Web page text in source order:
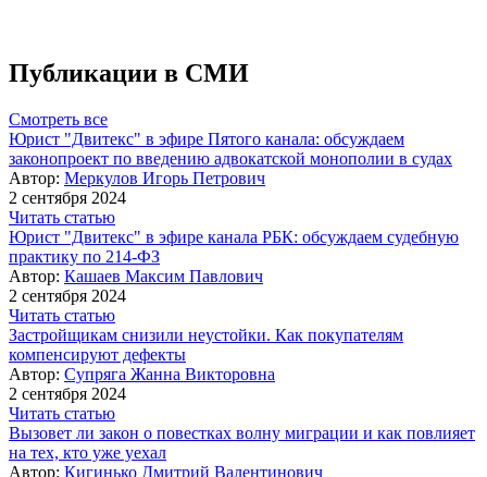
Публикации в СМИ
Смотреть все
Юрист "Двитекс" в эфире Пятого канала: обсуждаем
законопроект по введению адвокатской монополии в судах
Автор: Меркулов Игорь Петрович
2 сентября 2024
Читать статью
Юрист "Двитекс" в эфире канала РБК: обсуждаем судебную
практику по 214-ФЗ
Автор: Кашаев Максим Павлович
2 сентября 2024
Читать статью
Застройщикам снизили неустойки. Как покупателям
компенсируют дефекты
Автор: Супряга Жанна Викторовна
2 сентября 2024
Читать статью
Вызовет ли закон о повестках волну миграции и как повлияет
на тех, кто уже уехал
Автор: Кигинько Дмитрий Валентинович